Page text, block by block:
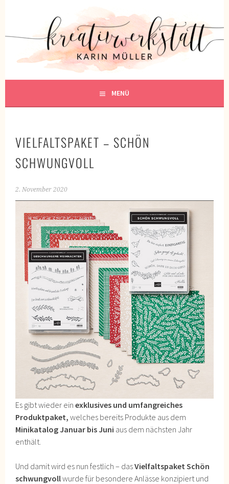
KREATIVWERKSTATT
KREATIV SEIN
MENÜ
VIELFALTSPAKET – SCHÖN
SCHWUNGVOLL
2. November 2020
Es gibt wieder einexklusives und umfangreiches
Produktpaket,welches bereits Produkte aus dem
Minikatalog Januar bis Juni aus dem nächsten Jahr
enthält.
Und damit wird es nun festlich – dasVielfaltspaket Schön
schwungvollwurde für besondere Anlässe konzipiert und